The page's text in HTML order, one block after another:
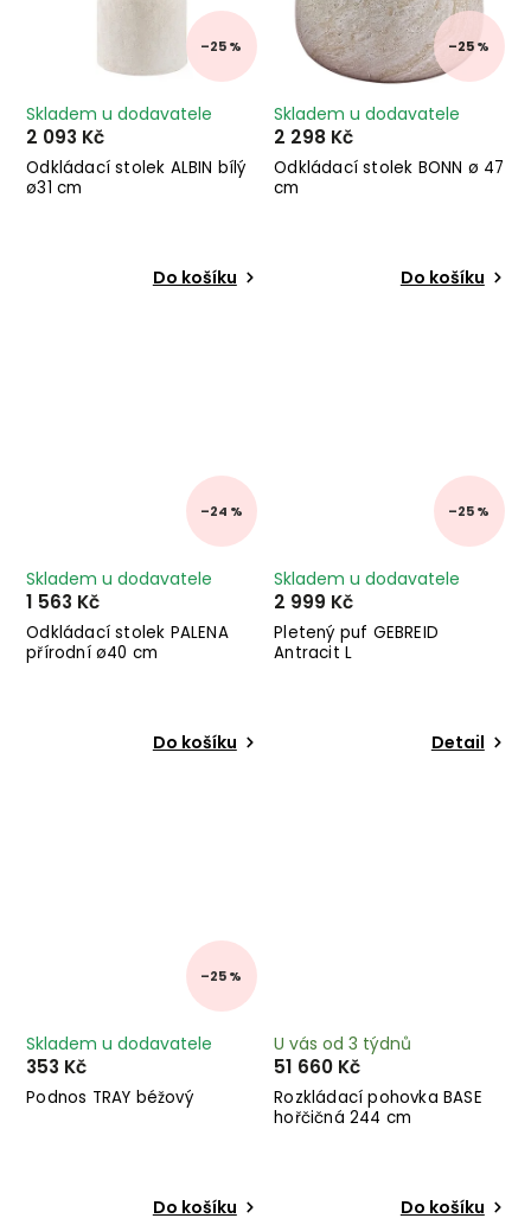
–25 %
Odkládací stolek ALBIN bílý
ø31 cm
Skladem u dodavatele
2 093 Kč
Do košíku
–25 %
Odkládací stolek BONN ø 47
cm
Skladem u dodavatele
2 298 Kč
Do košíku
–24 %
Odkládací stolek PALENA
přírodní ø40 cm
Skladem u dodavatele
1 563 Kč
Do košíku
–25 %
Pletený puf GEBREID
Antracit L
Skladem u dodavatele
2 999 Kč
Detail
–25 %
Podnos TRAY béžový
Skladem u dodavatele
353 Kč
Do košíku
Rozkládací pohovka BASE
hořčičná 244 cm
U vás od 3 týdnů
51 660 Kč
Do košíku